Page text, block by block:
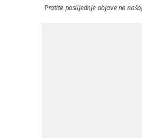
Pratite poslijednje objave na